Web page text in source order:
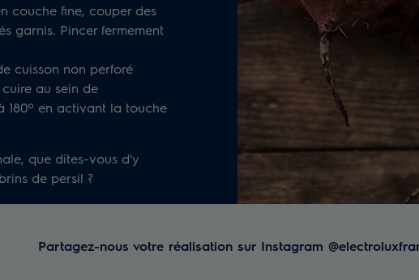
couche fine, couper des
garnis. Pincer fermement
cuisson non perforé
au sein de
180º en activant la touche
que dites-vous d'y
de persil ?
Partagez-nous votre réalisation sur Instagram